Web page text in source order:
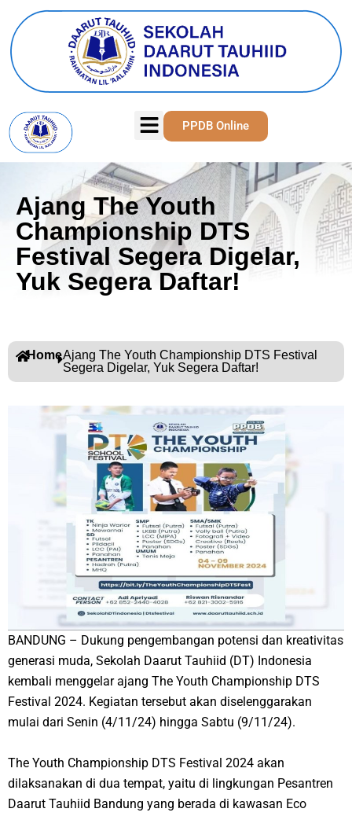
PPDB Online
Ajang The Youth
Championship DTS
Festival Segera Digelar,
Yuk Segera Daftar!
HomeAjang The Youth Championship DTS Festival
Segera Digelar, Yuk Segera Daftar!
BANDUNG – Dukung pengembangan potensi dan kreativitas
generasi muda, Sekolah Daarut Tauhiid (DT) Indonesia
kembali menggelar ajang The Youth Championship DTS
Festival 2024. Kegiatan tersebut akan diselenggarakan
mulai dari Senin (4/11/24) hingga Sabtu (9/11/24).
The Youth Championship DTS Festival 2024 akan
dilaksanakan di dua tempat, yaitu di lingkungan Pesantren
Daarut Tauhiid Bandung yang berada di kawasan Eco